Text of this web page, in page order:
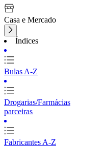
Casa e Mercado
Índices
Bulas A-Z
Drogarias/Farmácias
parceiras
Fabricantes A-Z